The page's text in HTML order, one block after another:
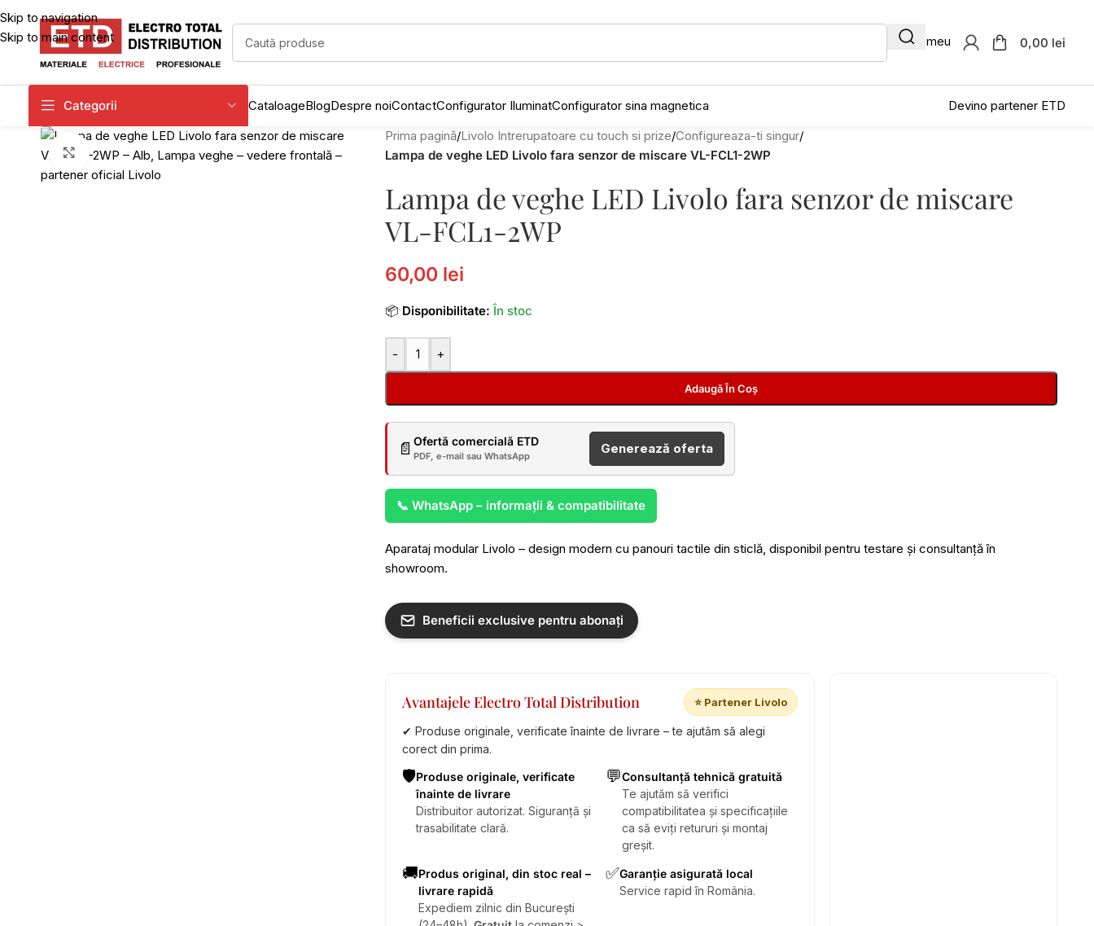
Skip to navigation
Skip to main content
Contul meu 0,00 lei
Categorii CataloageBlogDespre noiContactConfigurator IluminatConfigurator sina magnetica Devino partener ETD
Click to enlarge
Prima pagină/Livolo Intrerupatoare cu touch si prize/Configureaza-ti singur/
Lampa de veghe LED Livolo fara senzor de miscare VL-FCL1-2WP
Lampa de veghe LED Livolo fara senzor de miscare
VL-FCL1-2WP
60,00 lei
📦 Disponibilitate: În stoc
- +
Adaugă În Coș
📄 Ofertă comercială ETD
PDF, e-mail sau WhatsApp Generează oferta
📞 WhatsApp – informații & compatibilitate
Aparataj modular Livolo – design modern cu panouri tactile din sticlă, disponibil pentru testare și consultanță în
showroom.
Beneficii exclusive pentru abonați
Avantajele Electro Total Distribution ⭐ Partener Livolo
✔ Produse originale, verificate înainte de livrare – te ajutăm să alegi
corect din prima.
🛡️Produse originale, verificate
înainte de livrare
Distribuitor autorizat. Siguranță și
trasabilitate clară.
💬Consultanță tehnică gratuită
Te ajutăm să verifici
compatibilitatea și specificațiile
ca să eviți retururi și montaj
greșit.
🚚Produs original, din stoc real –
livrare rapidă
Expediem zilnic din București
✅Garanție asigurată local
Service rapid în România.